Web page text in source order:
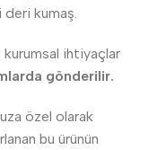
kumaş.
kurumsal ihtiyaçlar
gönderilir.
özel olarak
bu ürünün